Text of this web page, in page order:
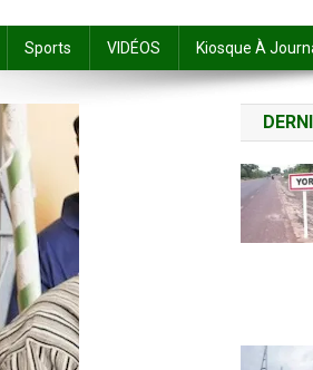
Sports VIDÉOS Kiosque À